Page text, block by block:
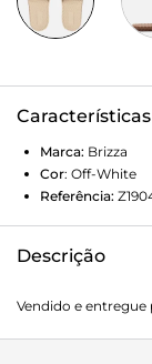
Características
Marca: Brizza
Cor: Off-White
Referência:
Descrição
flat, com
palmilha
Vendido e entregue